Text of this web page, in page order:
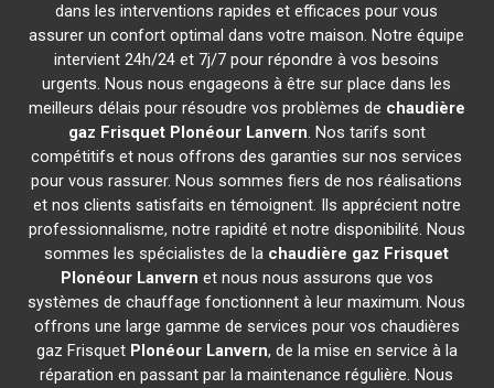
dans les interventions rapides et efficaces pour vous
assurer un confort optimal dans votre maison. Notre équipe
intervient 24h/24 et 7j/7 pour répondre à vos besoins
urgents. Nous nous engageons à être sur place dans les
meilleurs délais pour résoudre vos problèmes de chaudière
gaz Frisquet Plonéour Lanvern. Nos tarifs sont
compétitifs et nous offrons des garanties sur nos services
pour vous rassurer. Nous sommes fiers de nos réalisations
et nos clients satisfaits en témoignent. Ils apprécient notre
professionnalisme, notre rapidité et notre disponibilité. Nous
sommes les spécialistes de la chaudière gaz Frisquet
Plonéour Lanvern et nous nous assurons que vos
systèmes de chauffage fonctionnent à leur maximum. Nous
offrons une large gamme de services pour vos chaudières
gaz Frisquet Plonéour Lanvern, de la mise en service à la
réparation en passant par la maintenance régulière. Nous